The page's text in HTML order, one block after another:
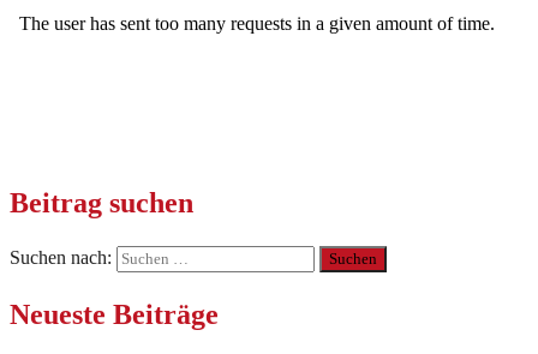
Beitrag suchen
Suchen nach:
Neueste Beiträge